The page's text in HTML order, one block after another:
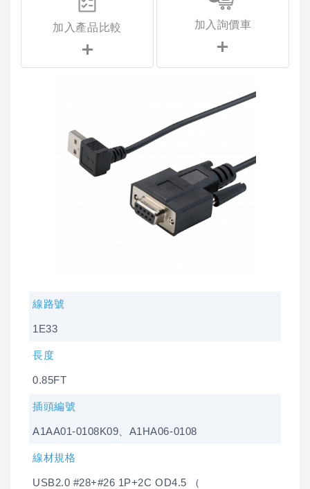
加入產品比較 加入詢價車
線路號
1E33
長度
0.85FT
插頭編號
A1AA01-0108K09、A1HA06-0108
線材規格
USB2.0 #28+#26 1P+2C OD4.5 （